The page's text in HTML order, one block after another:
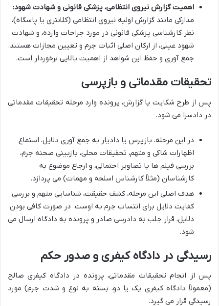
اهمیت گزارش نیروی انتظامی، پزشکی قانونی و شهادت شهود:
مدارکی مانند گزارش اولیه نیروی انتظامی (کلانتری یا پاسگاه)،
نظر کارشناسی پزشکی قانونی در مورد جراحات وارده، و شهادت
شهود عینی، از ارکان اصلی اثبات جرم و تعیین مجازات هستند.
جمع آوری و حفظ این شواهد از اهمیت بالایی برخوردار است.
تحقیقات مقدماتی و بازپرسی
پس از طرح شکایت یا گزارش، پرونده وارد مرحله تحقیقات مقدماتی
در دادسرا می شود.
در این مرحله، بازپرس یا دادیار به جمع آوری دلایل، استماع
اظهارات شاکی و متهم، تحقیقات محلی، بازبینی صحنه جرم،
بررسی فیلم ها یا تصاویر احتمالی، و ارجاع موضوع به
کارشناسان (مثلاً کارشناس اسلحه و مهمات) می پردازد.
هدف اصلی این مرحله، کشف حقیقت، شناسایی متهم و بررسی
کفایت دلایل برای انتساب جرم به اوست. در صورت کافی بودن
دلایل، قرار جلب به دادرسی صادر و پرونده به دادگاه ارسال می
شود.
رسیدگی در دادگاه کیفری و صدور حکم
پس از انجام تحقیقات مقدماتی، پرونده در دادگاه کیفری صالح
(معمولاً دادگاه کیفری یک یا دو، بسته به نوع و شدت جرم) مورد
رسیدگی قرار می گیرد.